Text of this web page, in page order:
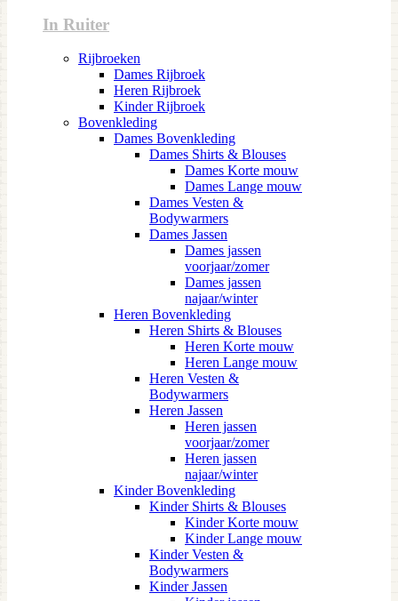
In Ruiter
Rijbroeken
Dames Rijbroek
Heren Rijbroek
Kinder Rijbroek
Bovenkleding
Dames Bovenkleding
Dames Shirts & Blouses
Dames Korte mouw
Dames Lange mouw
Dames Vesten &
Bodywarmers
Dames Jassen
Dames jassen
voorjaar/zomer
Dames jassen
najaar/winter
Heren Bovenkleding
Heren Shirts & Blouses
Heren Korte mouw
Heren Lange mouw
Heren Vesten &
Bodywarmers
Heren Jassen
Heren jassen
voorjaar/zomer
Heren jassen
najaar/winter
Kinder Bovenkleding
Kinder Shirts & Blouses
Kinder Korte mouw
Kinder Lange mouw
Kinder Vesten &
Bodywarmers
Kinder Jassen